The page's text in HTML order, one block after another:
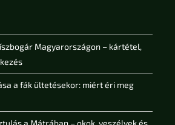
Magyarországon – kártétel,
a fák ültetésekor: miért éri meg
a Mátrában – okok, veszélyek és